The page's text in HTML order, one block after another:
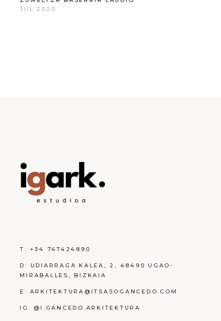
JUL 2020
T: +34 747424890
D: UDIARRAGA KALEA, 2, 48490 UGAO-
MIRABALLES, BIZKAIA
E: ARKITEKTURA@ITSASOGANCEDO.COM
IG: @I.GANCEDO.ARKITEKTURA